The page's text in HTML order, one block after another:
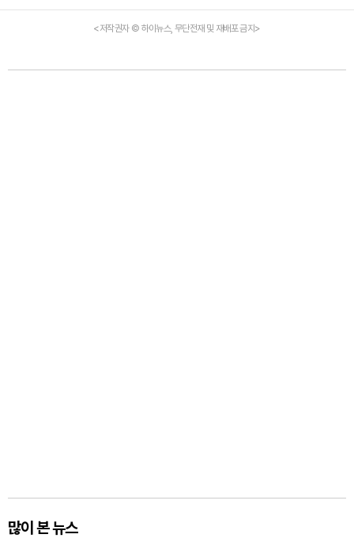
<저작권자 © 하이뉴스, 무단전재 및 재배포 금지>
많이 본 뉴스